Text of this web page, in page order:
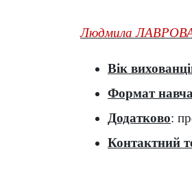
Людмила
Вік
Формат
Додатково:
Контактний